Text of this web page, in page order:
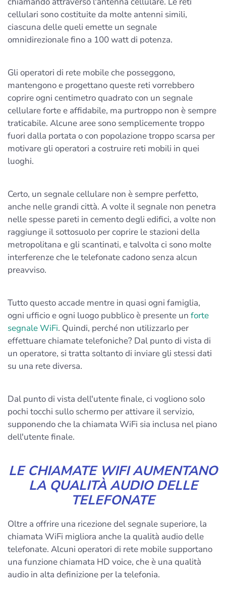
cellulari sono costituite da molte antenni simili,
ciascuna delle queli emette un segnale
omnidirezionale fino a 100 watt di potenza.
Gli operatori di rete mobile che posseggono,
mantengono e progettano queste reti vorrebbero
coprire ogni centimetro quadrato con un segnale
cellulare forte e affidabile, ma purtroppo non è sempre
traticabile. Alcune aree sono semplicemente troppo
fuori dalla portata o con popolazione troppo scarsa per
motivare gli operatori a costruire reti mobili in quei
luoghi.
Certo, un segnale cellulare non è sempre perfetto,
anche nelle grandi città. A volte il segnale non penetra
nelle spesse pareti in cemento degli edifici, a volte non
raggiunge il sottosuolo per coprire le stazioni della
metropolitana e gli scantinati, e talvolta ci sono molte
interferenze che le telefonate cadono senza alcun
preavviso.
Tutto questo accade mentre in quasi ogni famiglia,
ogni ufficio e ogni luogo pubblico è presente un forte
segnale WiFi. Quindi, perché non utilizzarlo per
effettuare chiamate telefoniche? Dal punto di vista di
un operatore, si tratta soltanto di inviare gli stessi dati
su una rete diversa.
Dal punto di vista dell'utente finale, ci vogliono solo
pochi tocchi sullo schermo per attivare il servizio,
supponendo che la chiamata WiFi sia inclusa nel piano
dell'utente finale.
LE CHIAMATE WIFI AUMENTANO
LA QUALITÀ AUDIO DELLE
TELEFONATE
Oltre a offrire una ricezione del segnale superiore, la
chiamata WiFi migliora anche la qualità audio delle
telefonate. Alcuni operatori di rete mobile supportano
una funzione chiamata HD voice, che è una qualità
audio in alta definizione per la telefonia.